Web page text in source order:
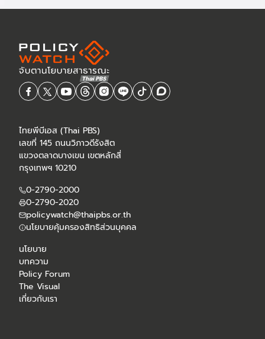
ไทยพีบีเอส (Thai PBS)
เลขที่ 145 ถนนวิภาวดีรังสิต
แขวงตลาดบางเขน เขตหลักสี่
กรุงเทพฯ 10210
0-2790-2000
0-2790-2020
policywatch@thaipbs.or.th
นโยบายคุ้มครองสิทธิส่วนบุคคล
นโยบาย
บทความ
Policy Forum
The Visual
เกี่ยวกับเรา